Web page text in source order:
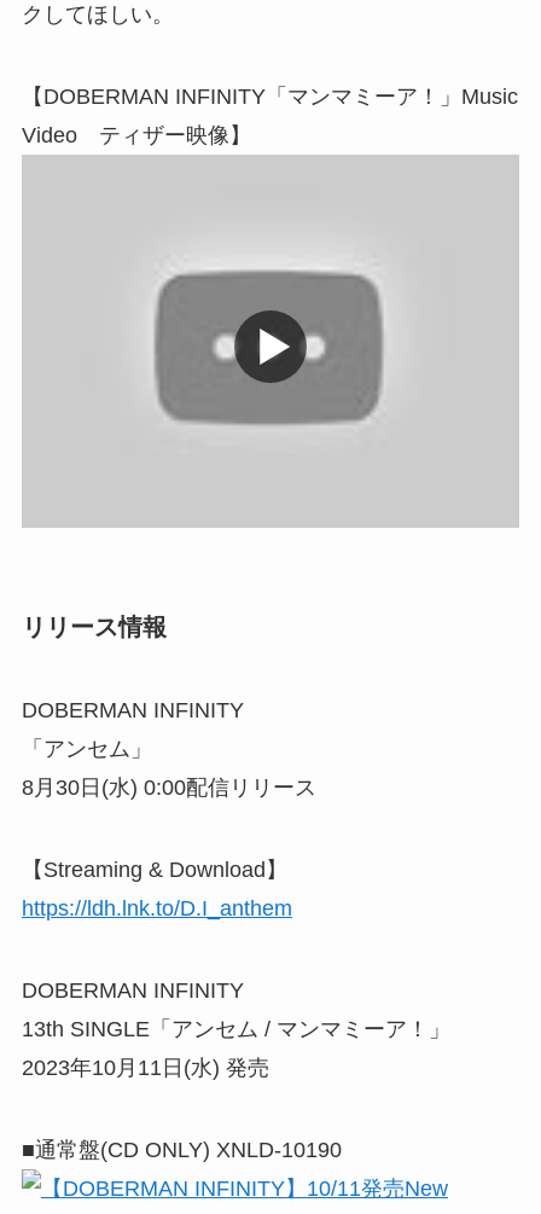
クしてほしい。
【DOBERMAN INFINITY「マンマミーア！」Music
Video ティザー映像】
リリース情報
DOBERMAN INFINITY
「アンセム」
8月30日(水) 0:00配信リリース
【Streaming & Download】
https://ldh.lnk.to/D.I_anthem
DOBERMAN INFINITY
13th SINGLE「アンセム / マンマミーア！」
2023年10月11日(水) 発売
■通常盤(CD ONLY) XNLD-10190